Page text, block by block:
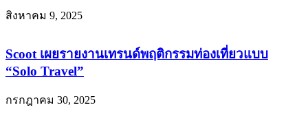
สิงหาคม 9, 2025
Scoot เผยรายงานเทรนด์พฤติกรรมท่องเที่ยวแบบ
“Solo Travel”
กรกฎาคม 30, 2025